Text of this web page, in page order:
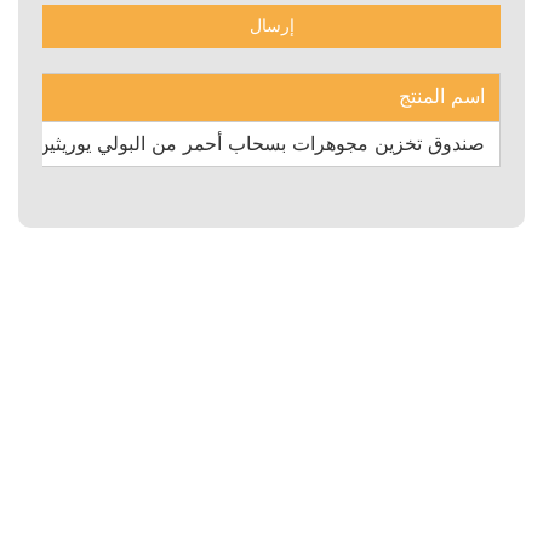
اسم المنتج
صندوق تخزين مجوهرات بسحاب أحمر من البولي يوريثين